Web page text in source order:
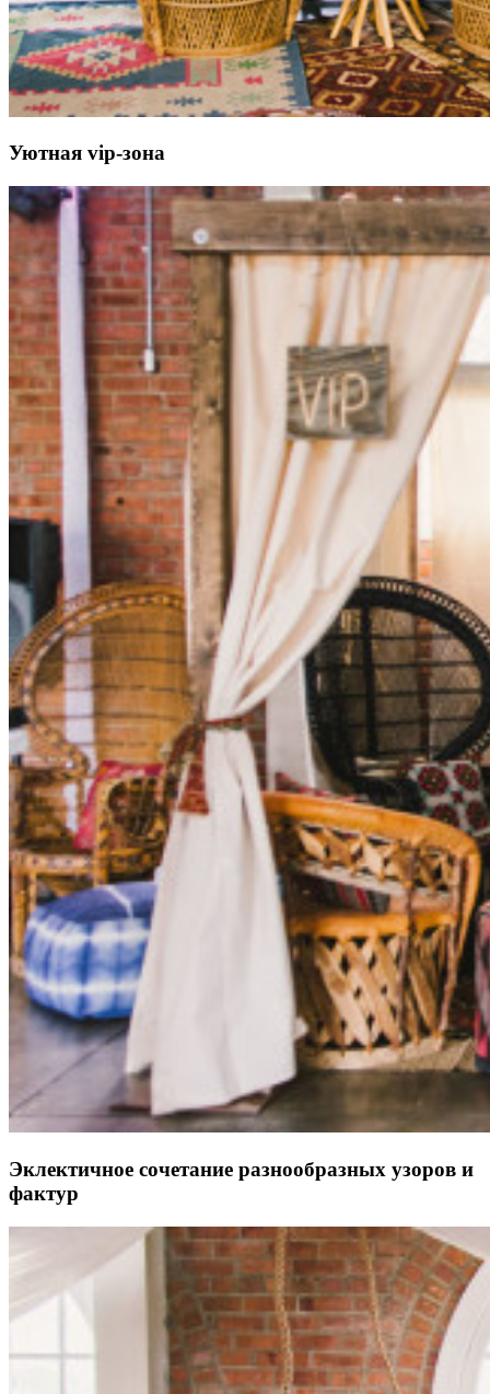
Уютная vip-зона
Эклектичное сочетание разнообразных узоров и
фактур